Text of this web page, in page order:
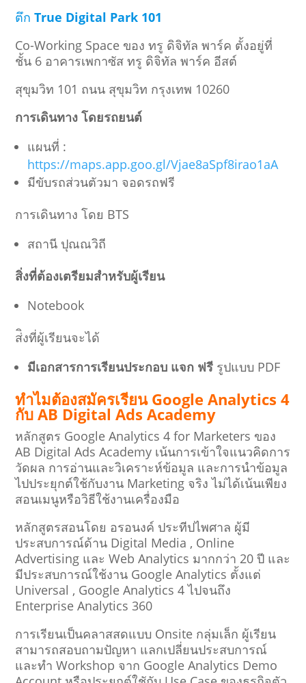
ตึกTrue Digital Park 101
Co-Working Space ของ ทรู ดิจิทัล พาร์ค ตั้งอยู่ที่
ชั้น 6 อาคารเพกาซัส ทรู ดิจิทัล พาร์ค อีสต์
สุขุมวิท 101 ถนน สุขุมวิท กรุงเทพ 10260
การเดินทาง โดยรถยนต์
แผนที่ :
https://maps.app.goo.gl/Vjae8aSpf8irao1aA
มีขับรถส่วนตัวมา จอดรถฟรี
การเดินทาง โดย BTS
สถานี ปุณณวิถี
สิ่งที่ต้องเตรียมสำหรับผู้เรียน
Notebook
ส่ิงที่ผู้เรียนจะได้
มีเอกสารการเรียนประกอบ แจก ฟรี รูปแบบ PDF
ทำไมต้องสมัครเรียน Google Analytics 4
กับ AB Digital Ads Academy
หลักสูตร Google Analytics 4 for Marketers ของ
AB Digital Ads Academy เน้นการเข้าใจแนวคิดการ
วัดผล การอ่านและวิเคราะห์ข้อมูล และการนำข้อมูล
ไปประยุกต์ใช้กับงาน Marketing จริง ไม่ได้เน้นเพียง
สอนเมนูหรือวิธีใช้งานเครื่องมือ
หลักสูตรสอนโดย อรอนงค์ ประทีปไพศาล ผู้มี
ประสบการณ์ด้าน Digital Media , Online
Advertising และ Web Analytics มากกว่า 20 ปี และ
มีประสบการณ์ใช้งาน Google Analytics ตั้งแต่
Universal , Google Analytics 4 ไปจนถึง
Enterprise Analytics 360
การเรียนเป็นคลาสสดแบบ Onsite กลุ่มเล็ก ผู้เรียน
สามารถสอบถามปัญหา แลกเปลี่ยนประสบการณ์
และทำ Workshop จาก Google Analytics Demo